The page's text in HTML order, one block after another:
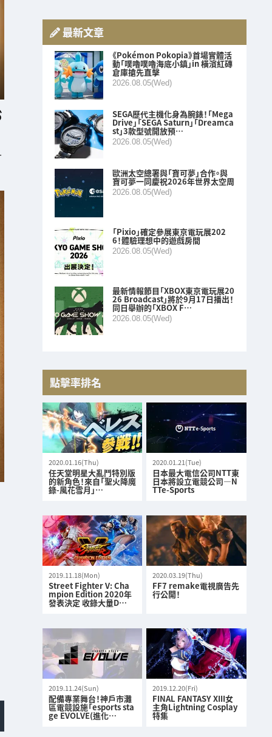
最新文章
《Pokémon Pokopia》首場實體活
動「噗嚕噗嚕海底小鎮」in 橫濱紅磚
倉庫搶先直擊
2026.08.05(Wed)
SEGA歷代主機化身為腕錶！「Mega
Drive」「SEGA Saturn」「Dreamca
st」3款型號開放預…
2026.08.05(Wed)
歐洲太空總署與「寶可夢」合作。與
寶可夢一同慶祝2026年世界太空周
2026.08.05(Wed)
「Pixio」確定參展東京電玩展202
6！體驗理想中的遊戲房間
2026.08.05(Wed)
最新情報節目「XBOX東京電玩展20
26 Broadcast」將於9月17日播出！
同日舉辦的「XBOX F…
2026.08.05(Wed)
點擊率排名
2020.01.16(Thu)
任天堂明星大亂鬥特別版
的新角色！來自「聖火降魔
錄-風花雪月」…
2020.01.21(Tue)
日本最大電信公司NTT東
日本將設立電競公司—N
TTe-Sports
2019.11.18(Mon)
Street Fighter V: Cha
mpion Edition 2020年
發表決定 收錄大量D…
2020.03.19(Thu)
FF7 remake電視廣告先
行公開！
2019.11.24(Sun)
配備專業舞台！神戶市灘
區電競設施「esports sta
ge EVOLVE(進化…
2019.12.20(Fri)
FINAL FANTASY XIII女
主角Lightning Cosplay
特集